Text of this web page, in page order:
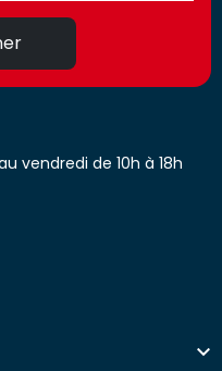
vendredi de 10h à 18h
